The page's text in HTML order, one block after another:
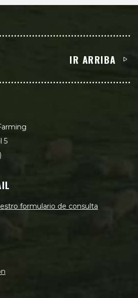
IR ARRIBA
5
formulario de consulta